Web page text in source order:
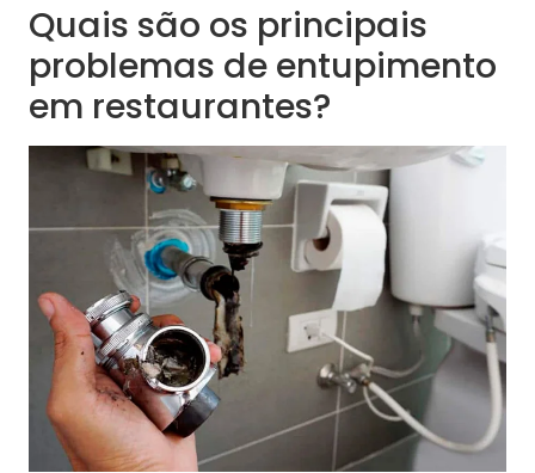
Quais são os principais
problemas de entupimento
em restaurantes?